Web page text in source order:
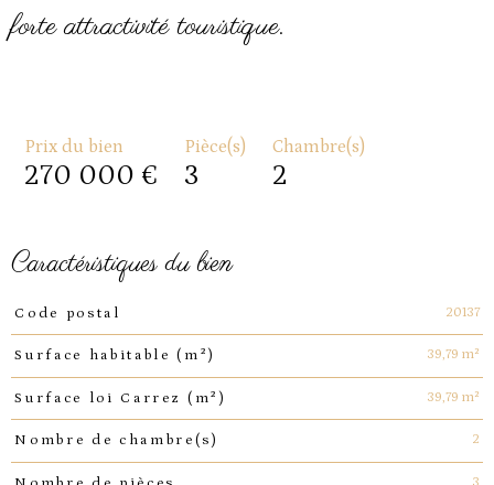
forte attractivité touristique.
Prix du bien
270 000 €
Pièce(s)
3
Chambre(s)
2
caractéristiques du bien
Caractéristiques Valeurs
Code postal 20137
Surface habitable (m²) 39,79 m²
Surface loi Carrez (m²) 39,79 m²
Nombre de chambre(s) 2
3